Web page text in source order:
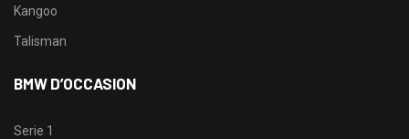
Kangoo
Talisman
BMW D’OCCASION
Serie 1